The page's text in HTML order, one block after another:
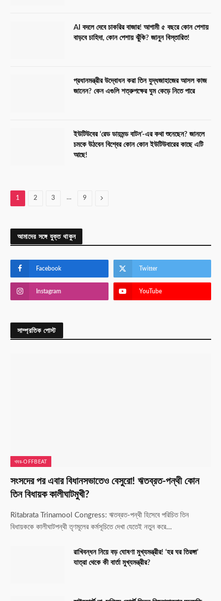
AI বদলে দেবে চাকরির বাজার! আগামী ৫ বছরে কোন পেশায়
বাড়বে চাহিদা, কোন পেশায় ঝুঁকি? জানুন বিস্তারিত!
প্রধানমন্ত্রীর উদ্বোধন করা তিন যুদ্ধজাহাজের আসল কাজ
জানেন? কেন এগুলি শত্রুপক্ষের ঘুম কেড়ে নিতে পারে
ইউটিউবের ‘রেড ডায়মন্ড বাটন’-এর কথা শুনেছেন? জানলে
চমকে উঠবেন বিশ্বের কোন কোন ইউটিউবারের কাছে এটি
আছে!
1 2 3 … 9 Next
আমাদের সঙ্গে যুক্ত থাকুন
Facebook Twitter
Instagram YouTube
সাম্প্রতিক পোস্ট
খবর-OFFBEAT
সংসদের পর এবার বিধানসভাতেও বেসুরো! ঋতব্রত-পন্থী কোন
তিন বিধায়ক কালীঘাটমুখী?
Ritabrata Trinamool Congress: ঋতব্রত-পন্থী হিসেবে পরিচিত তিন
বিধায়ককে কালীঘাটপন্থী তৃণমূলের কর্মসূচিতে দেখা যেতেই নতুন করে…
রাখিবন্ধন নিয়ে বড় ঘোষণা মুখ্যমন্ত্রীর! ‘হর ঘর তিরঙ্গা’
যাত্রা থেকে কী বার্তা মুখ্যমন্ত্রীর?